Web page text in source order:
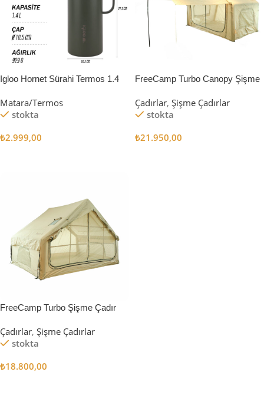
Igloo Hornet Sürahi Termos 1.4
Matara/Termos
stokta
₺2.999,00
FreeCamp Turbo Canopy Şişme
Çadırlar, Şişme Çadırlar
stokta
₺21.950,00
FreeCamp Turbo Şişme Çadır
Çadırlar, Şişme Çadırlar
stokta
₺18.800,00